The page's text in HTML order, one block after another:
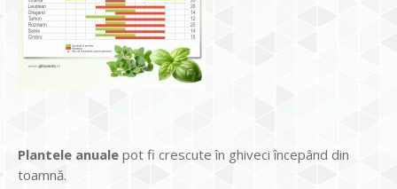
Plantele anuale pot fi crescute în ghiveci începând din
toamnă.